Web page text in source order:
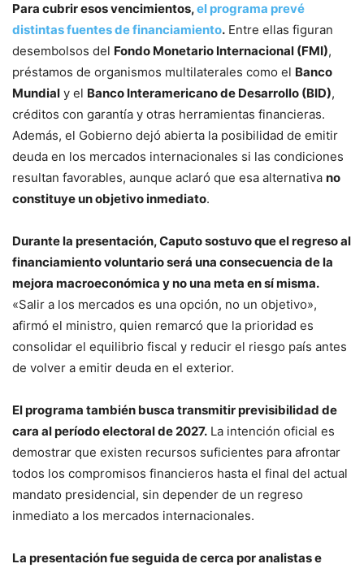
Para cubrir esos vencimientos,el programa prevé
distintas fuentes de financiamiento. Entre ellas figuran
desembolsos del Fondo Monetario Internacional (FMI),
préstamos de organismos multilaterales como el Banco
Mundial y el Banco Interamericano de Desarrollo (BID),
créditos con garantía y otras herramientas financieras.
Además, el Gobierno dejó abierta la posibilidad de emitir
deuda en los mercados internacionales si las condiciones
resultan favorables, aunque aclaró que esa alternativa no
constituye un objetivo inmediato.
Durante la presentación, Caputo sostuvo que el regreso al
financiamiento voluntario será una consecuencia de la
mejora macroeconómica y no una meta en sí misma.
«Salir a los mercados es una opción, no un objetivo»,
afirmó el ministro, quien remarcó que la prioridad es
consolidar el equilibrio fiscal y reducir el riesgo país antes
de volver a emitir deuda en el exterior.
El programa también busca transmitir previsibilidad de
cara al período electoral de 2027. La intención oficial es
demostrar que existen recursos suficientes para afrontar
todos los compromisos financieros hasta el final del actual
mandato presidencial, sin depender de un regreso
inmediato a los mercados internacionales.
La presentación fue seguida de cerca por analistas e